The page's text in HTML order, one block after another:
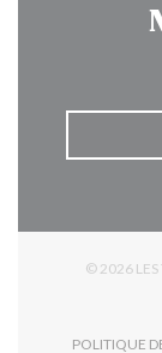
© 2026 LES
POLITIQUE